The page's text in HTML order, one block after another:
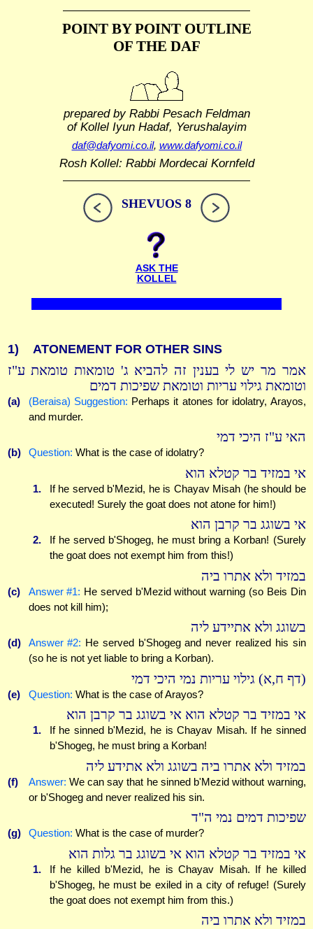
POINT BY POINT OUTLINE
OF THE DAF
prepared by Rabbi Pesach Feldman
of Kollel Iyun Hadaf, Yerushalayim
daf@dafyomi.co.il, www.dafyomi.co.il
Rosh Kollel: Rabbi Mordecai Kornfeld
SHEVUOS 8
ASK THE
KOLLEL
1) ATONEMENT FOR OTHER SINS
אמר מר יש לי בענין זה להביא ג' טומאות טומאת ע"ז
וטומאת גילוי עריות וטומאת שפיכות דמים
(a) (Beraisa) Suggestion: Perhaps it atones for idolatry, Arayos,
and murder.
האי ע"ז היכי דמי
(b) Question: What is the case of idolatry?
אי במזיד בר קטלא הוא
1.
If he served b'Mezid, he is Chayav Misah (he should be
executed! Surely the goat does not atone for him!)
אי בשוגג בר קרבן הוא
2.
If he served b'Shogeg, he must bring a Korban! (Surely
the goat does not exempt him from this!)
במזיד ולא אתרו ביה
(c) Answer #1: He served b'Mezid without warning (so Beis Din
does not kill him);
בשוגג ולא אתיידע ליה
(d) Answer #2: He served b'Shogeg and never realized his sin
(so he is not yet liable to bring a Korban).
(דף ח,א) גילוי עריות נמי היכי דמי
(e) Question: What is the case of Arayos?
אי במזיד בר קטלא הוא אי בשוגג בר קרבן הוא
1.
If he sinned b'Mezid, he is Chayav Misah. If he sinned
b'Shogeg, he must bring a Korban!
במזיד ולא אתרו ביה בשוגג ולא אתידע ליה
(f) Answer: We can say that he sinned b'Mezid without warning,
or b'Shogeg and never realized his sin.
שפיכות דמים נמי ה"ד
(g) Question: What is the case of murder?
אי במזיד בר קטלא הוא אי בשוגג בר גלות הוא
1.
If he killed b'Mezid, he is Chayav Misah. If he killed
b'Shogeg, he must be exiled in a city of refuge! (Surely
the goat does not exempt him from this.)
במזיד ולא אתרו ביה